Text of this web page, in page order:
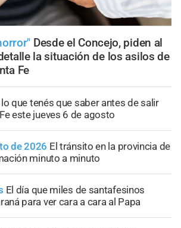
Desde el Concejo, piden al
la situación de los asilos de
Fe
que tenés que saber antes de salir
este jueves 6 de agosto
de 2026 El tránsito en la provincia de
minuto a minuto
El día que miles de santafesinos
para ver cara a cara al Papa